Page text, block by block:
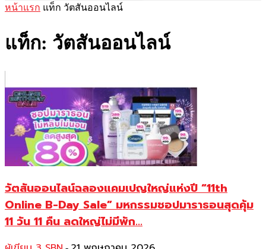
หน้าแรก แท็ก วัตสันออนไลน์
แท็ก: วัตสันออนไลน์
วัตสันออนไลน์ฉลองแคมเปญใหญ่แห่งปี “11th
Online B-Day Sale” มหกรรมชอปมาราธอนสุดคุ้ม
11 วัน 11 คืน ลดใหญ่ไม่มีพัก...